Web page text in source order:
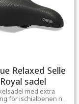
Relaxed Selle
Royal sadel
med extra
för ischialbenen när